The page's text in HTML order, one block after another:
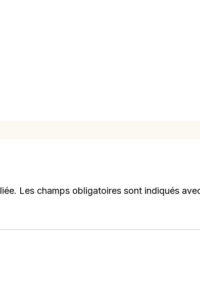
Les champs obligatoires sont indiqués